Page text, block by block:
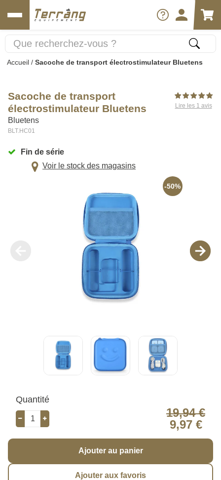
Accueil / Sacoche de transport électrostimulateur Bluetens
Sacoche de transport
électrostimulateur Bluetens
Bluetens
BLT.HC01
Lire les 1 avis
Fin de série
Voir le stock des magasins
-50%
Quantité
19,94 €
9,97 €
Ajouter au panier
Ajouter aux favoris